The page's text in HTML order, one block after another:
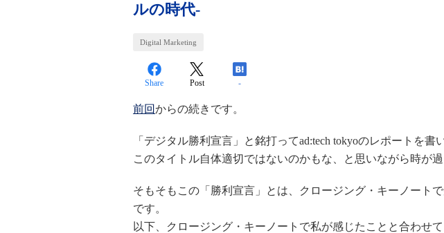
ルの時代-
Digital Marketing
Share Post -
前回からの続きです。
「デジタル勝利宣言」と銘打ってad:tech tokyoのレポートを書
このタイトル自体適切ではないのかもな、と思いながら時が過
そもそもこの「勝利宣言」とは、クロージング・キーノート
です。
以下、クロージング・キーノートで私が感じたことと合わせて